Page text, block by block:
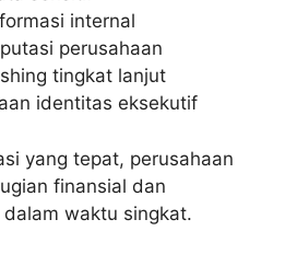
internal
perusahaan
tingkat lanjut
identitas eksekutif
yang tepat, perusahaan
finansial dan
waktu singkat.